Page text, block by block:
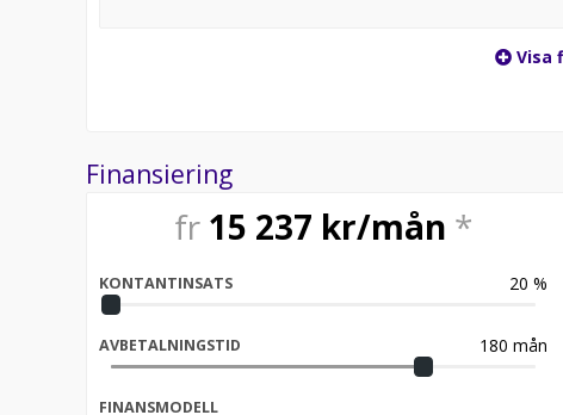
Visa
Finansiering
fr 15 237 kr/mån *
KONTANTINSATS 20 %
AVBETALNINGSTID 180 mån
FINANSMODELL